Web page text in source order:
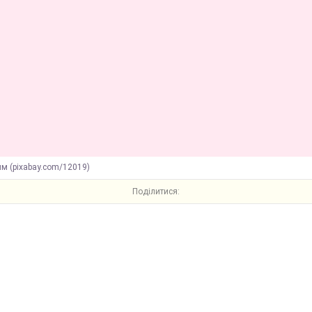
(pixabay.com/12019)
Поділитися: